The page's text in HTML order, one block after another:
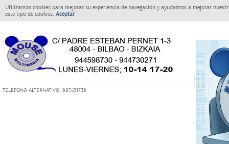
Utilizamos cookies para mejorar su experiencia de navegación y ayudarnos a mejorar
este tipo de cookies. Aceptar
TELEFONO ALTERNATIVO: 687431736